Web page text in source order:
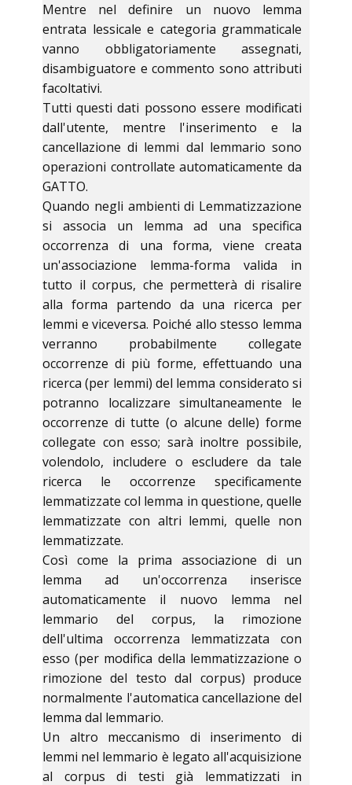
Mentre nel definire un nuovo lemma
entrata lessicale e categoria grammaticale
vanno obbligatoriamente assegnati,
disambiguatore e commento sono attributi
facoltativi.
Tutti questi dati possono essere modificati
dall'utente, mentre l'inserimento e la
cancellazione di lemmi dal lemmario sono
operazioni controllate automaticamente da
GATTO.
Quando negli ambienti di Lemmatizzazione
si associa un lemma ad una specifica
occorrenza di una forma, viene creata
un'associazione lemma-forma valida in
tutto il corpus, che permetterà di risalire
alla forma partendo da una ricerca per
lemmi e viceversa. Poiché allo stesso lemma
verranno probabilmente collegate
occorrenze di più forme, effettuando una
ricerca (per lemmi) del lemma considerato si
potranno localizzare simultaneamente le
occorrenze di tutte (o alcune delle) forme
collegate con esso; sarà inoltre possibile,
volendolo, includere o escludere da tale
ricerca le occorrenze specificamente
lemmatizzate col lemma in questione, quelle
lemmatizzate con altri lemmi, quelle non
lemmatizzate.
Così come la prima associazione di un
lemma ad un'occorrenza inserisce
automaticamente il nuovo lemma nel
lemmario del corpus, la rimozione
dell'ultima occorrenza lemmatizzata con
esso (per modifica della lemmatizzazione o
rimozione del testo dal corpus) produce
normalmente l'automatica cancellazione del
lemma dal lemmario.
Un altro meccanismo di inserimento di
lemmi nel lemmario è legato all'acquisizione
al corpus di testi già lemmatizzati in